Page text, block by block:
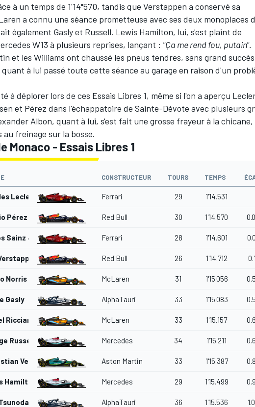
à un temps de 1'14"570, tandis que Verstappen a conservé sa
a connu une séance prometteuse avec ses deux monoplaces
également Gasly et Russell. Lewis Hamilton, lui, s'est plaint de
W13 à plusieurs reprises, lançant : "Ça me rend fou, putain".
et les Williams ont chaussé les pneus tendres, sans grand
à lui passé toute cette séance au garage en raison d'un
à déplorer lors de ces Essais Libres 1, même si l'on a aperçu
et Pérez dans l'échappatoire de Sainte-Dévote avec plusieurs
Albon, quant à lui, s'est fait une grosse frayeur à la chicane,
freinage sur la bosse.
Monaco - Essais Libres 1
CONSTRUCTEUR TOURS TEMPS
Leclerc Ferrari 29 1'14.531
Pérez Red Bull 30 1'14.570
Sainz Jr. Ferrari 28 1'14.601
Red Bull 26 1'14.712
Norris McLaren 31 1'15.056
Gasly AlphaTauri 33 1'15.083
Ricciardo McLaren 33 1'15.157
Russell Mercedes 34 1'15.211
Vettel Aston Martin 33 1'15.387
Hamilton Mercedes 29 1'15.499
AlphaTauri 36 1'15.536